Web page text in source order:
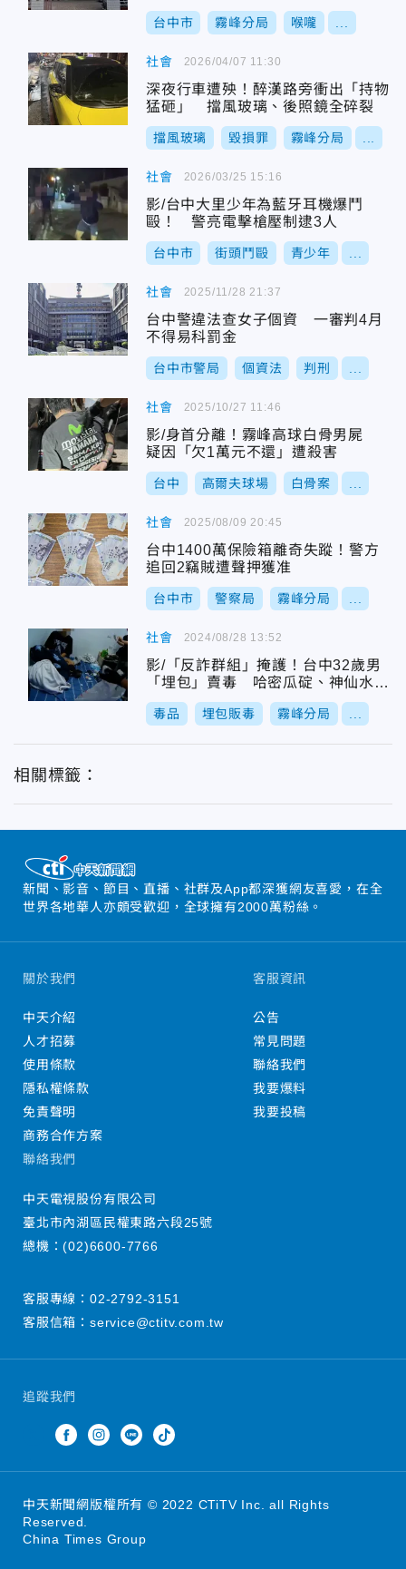
台中市 霧峰分局 喉嚨
社會
深夜行車遭殃！醉漢路旁衝出「持物
猛砸」 擋風玻璃、後照鏡全碎裂
擋風玻璃 毀損罪 霧峰分局
2026/04/07 11:30
社會
影/台中大里少年為藍牙耳機爆鬥
毆！ 警亮電擊槍壓制逮3人
台中市 街頭鬥毆 青少年
2026/03/25 15:16
社會
台中警違法查女子個資 一審判4月
不得易科罰金
台中市警局 個資法 判刑
2025/11/28 21:37
社會
影/身首分離！霧峰高球白骨男屍
疑因「欠1萬元不還」遭殺害
台中 高爾夫球場 白骨案
2025/10/27 11:46
社會
台中1400萬保險箱離奇失蹤！警方
追回2竊賊遭聲押獲准
台中市 警察局 霧峰分局
2025/08/09 20:45
社會
影/「反詐群組」掩護！台中32歲男
「埋包」賣毒 哈密瓜碇、神仙水都
有
毒品 埋包販毒 霧峰分局
2024/08/28 13:52
相關標籤：
新聞、影音、節目、直播、社群及App都深獲網友喜愛，在全
世界各地華人亦頗受歡迎，全球擁有2000萬粉絲。
追蹤我們
關於我們
中天介紹
人才招募
使用條款
隱私權條款
免責聲明
商務合作方案
客服資訊
公告
常見問題
聯絡我們
我要爆料
我要投稿
聯絡我們
中天電視股份有限公司
臺北市內湖區民權東路六段25號
總機：(02)6600-7766
客服專線： 02-2792-3151
客服信箱： service@ctitv.com.tw
中天新聞網版權所有 © 2022 CTiTV Inc. all Rights
Reserved.
China Times Group